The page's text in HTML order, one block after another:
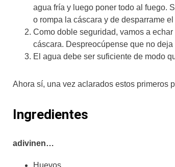
agua fría y luego poner todo al fuego.
o rompa la cáscara y de desparrame el
Como doble seguridad, vamos a
cáscara. Despreocúpense que no
El agua debe ser suficiente de modo
Ahora sí, una vez aclarados estos primeros
Ingredientes
adivinen…
Huevos